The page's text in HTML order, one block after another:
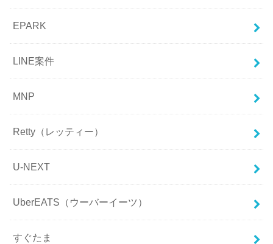
EPARK
LINE案件
MNP
Retty（レッティー）
U-NEXT
UberEATS（ウーバーイーツ）
すぐたま